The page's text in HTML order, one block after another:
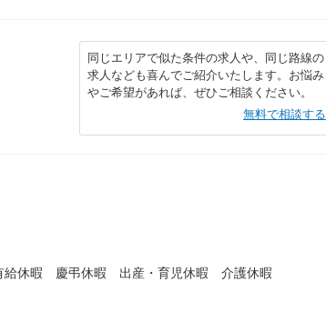
同じエリアで似た条件の求人や、同じ路線の
求人なども喜んでご紹介いたします。お悩み
やご希望があれば、ぜひご相談ください。
無料で相談する
休暇 慶弔休暇 出産・育児休暇 介護休暇